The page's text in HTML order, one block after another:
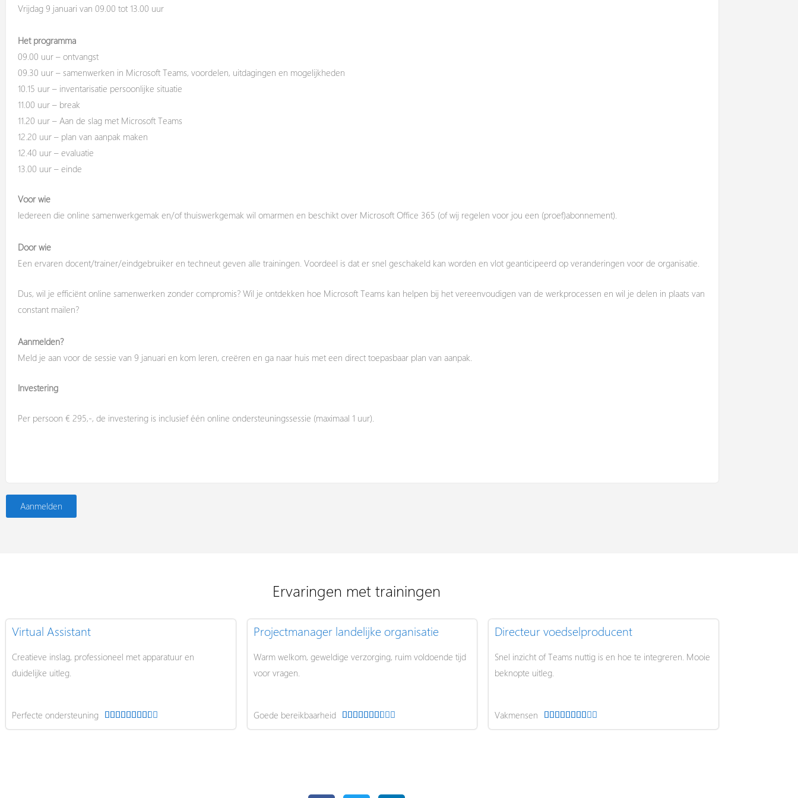
Vrijdag 9 januari van 09.00 tot 13.00 uur
Het programma
09.00 uur – ontvangst
09.30 uur – samenwerken in Microsoft Teams, voordelen, uitdagingen en mogelijkheden
10.15 uur – inventarisatie persoonlijke situatie
11.00 uur – break
11.20 uur – Aan de slag met Microsoft Teams
12.20 uur – plan van aanpak maken
12.40 uur – evaluatie
13.00 uur – einde
Voor wie
Iedereen die online samenwerkgemak en/of thuiswerkgemak wil omarmen en beschikt over Microsoft Office 365 (of wij regelen voor jou een (proef)abonnement).
Door wie
Een ervaren docent/trainer/eindgebruiker en techneut geven alle trainingen. Voordeel is dat er snel geschakeld kan worden en vlot geanticipeerd op veranderingen voor de organisatie.
Dus, wil je efficiënt online samenwerken zonder compromis? Wil je ontdekken hoe Microsoft Teams kan helpen bij het vereenvoudigen van de werkprocessen en wil je delen in plaats van
constant mailen?
Aanmelden?
Meld je aan voor de sessie van 9 januari en kom leren, creëren en ga naar huis met een direct toepasbaar plan van aanpak.
Investering
Per persoon € 295,-, de investering is inclusief één online ondersteuningssessie (maximaal 1 uur).
Aanmelden
Ervaringen met trainingen
Virtual Assistant
Creatieve inslag, professioneel met apparatuur en
duidelijke uitleg.
Perfecte ondersteuning          
a
Projectmanager landelijke organisatie
Warm welkom, geweldige verzorging, ruim voldoende tijd
voor vragen.
Goede bereikbaarheid          W
a
e
Directeur voedselproducent
Snel inzicht of Teams nuttig is en hoe te integreren. Mooie
beknopte uitleg.
Vakmensen          
a